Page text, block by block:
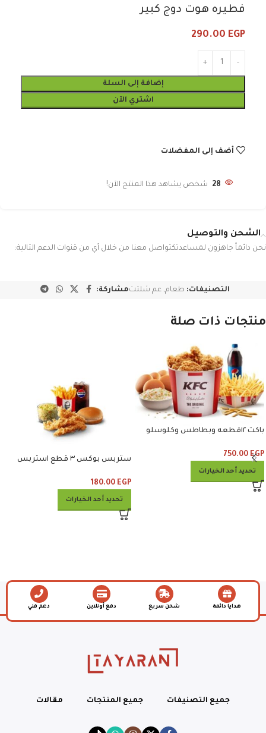
فطيره هوت دوج كبير
290.00 EGP
إضافة إلى السلة
اشتري الآن
أضف إلى المفضلات
28 شخص يشاهد هذا المنتج الآن!
الشحن والتوصيل
نحن دائماً جاهزون لمساعدتكتواصل معنا من خلال أي من قنوات الدعم التالية:
التصنيفات: طعام, عم شلتتمشاركة:
منتجات ذات صلة
باكت ١٢قطعه وبطاطس وكلوسلو
750.00 EGP
تحديد أحد الخيارات
ستربس بوكس ٣ قطع استربس
180.00 EGP
تحديد أحد الخيارات
هدايا دائمة شحن سريع دفع أونلاين دعم فني
جميع التصنيفات جميع المنتجات مقالات